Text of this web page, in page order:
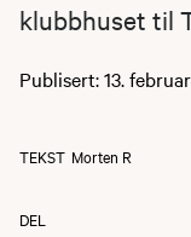
klubbhuset til
Publisert: 13.
TEKST Morten R
DEL